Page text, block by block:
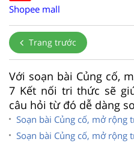
Shopee mall
Trang trước
Với soạn bài Củng cố,
7 Kết nối tri thức sẽ
câu hỏi từ đó dễ dàng
Soạn bài Củng cố, mở rộng
Soạn bài Củng cố, mở rộng